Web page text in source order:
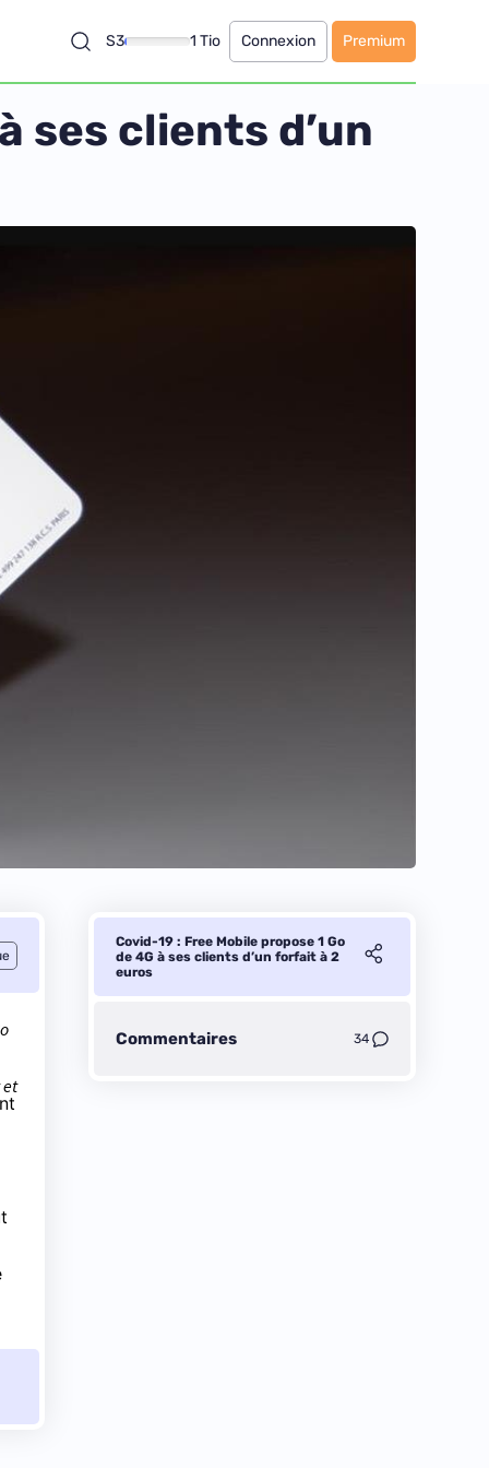
S3 1 Tio Connexion Premium
ses clients d’un
et
Covid-19 : Free Mobile propose 1 Go
de 4G à ses clients d’un forfait à 2
euros
Commentaires 34